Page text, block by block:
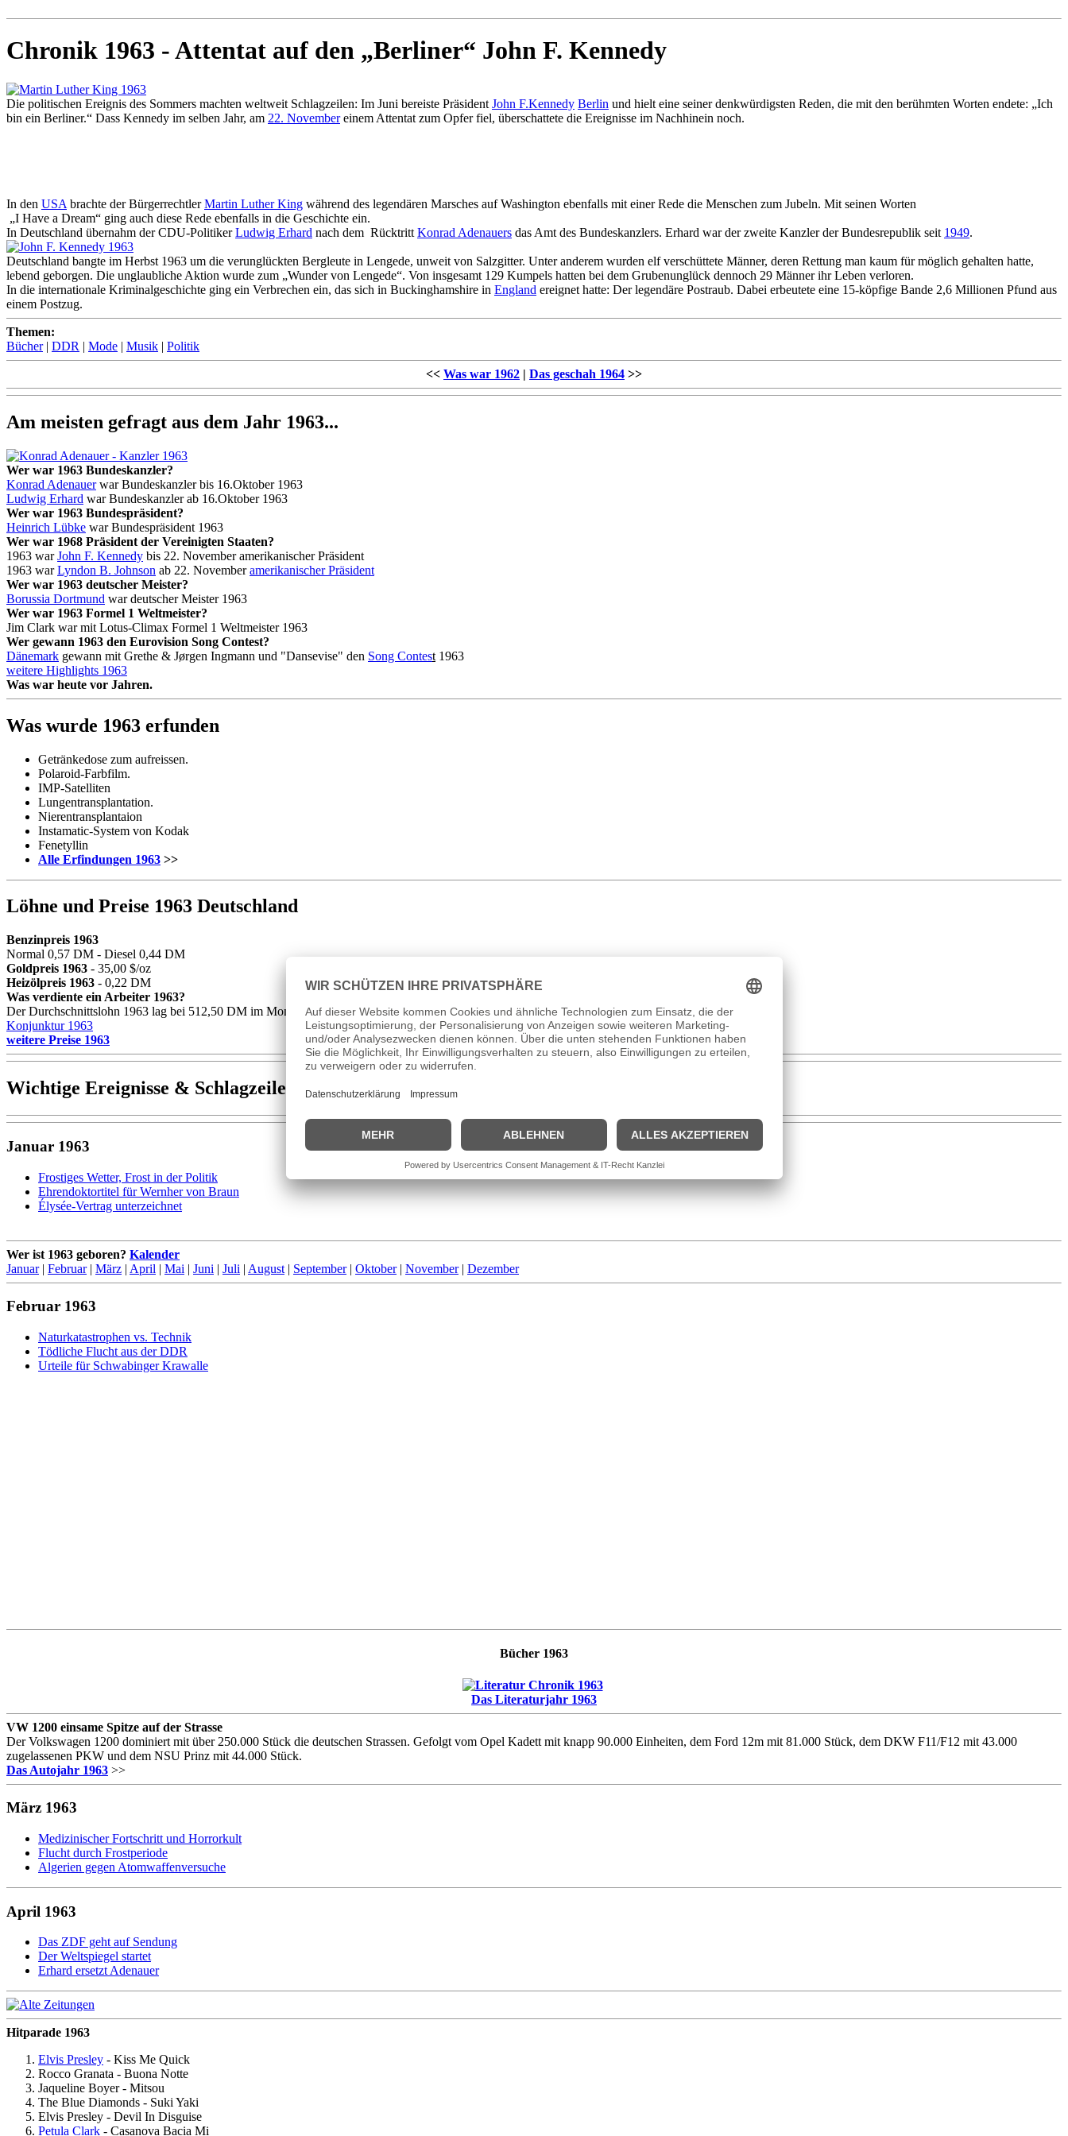
Chronik 1963 - Attentat auf den „Berliner“ John F. Kennedy
Die politischen Ereignis des Sommers machten weltweit Schlagzeilen: Im Juni bereiste Präsident John F.Kennedy Berlin und hielt eine seiner denkwürdigsten Reden, die mit den berühmten Worten endete: „Ich
bin ein Berliner.“ Dass Kennedy im selben Jahr, am 22. Novembereinem Attentat zum Opfer fiel, überschattete die Ereignisse im Nachhinein noch.
In den USA brachte der BürgerrechtlerMartin Luther King während des legendären Marsches auf Washington ebenfalls mit einer Rede die Menschen zum Jubeln. Mit seinen Worten
„I Have a Dream“ ging auch diese Rede ebenfalls in die Geschichte ein.
In Deutschland übernahm der CDU-PolitikerLudwig Erhard nach dem Rücktritt Konrad Adenauers das Amt des Bundeskanzlers. Erhard war der zweite Kanzler der Bundesrepublik seit 1949.
Deutschland bangte im Herbst 1963 um die verunglückten Bergleute in Lengede, unweit von Salzgitter. Unter anderem wurden elf verschüttete Männer, deren Rettung man kaum für möglich gehalten hatte,
lebend geborgen. Die unglaubliche Aktion wurde zum „Wunder von Lengede“. Von insgesamt 129 Kumpels hatten bei dem Grubenunglück dennoch 29 Männer ihr Leben verloren.
In die internationale Kriminalgeschichte ging ein Verbrechen ein, das sich in Buckinghamshire in England ereignet hatte: Der legendäre Postraub. Dabei erbeutete eine 15-köpfige Bande 2,6 Millionen Pfund aus
einem Postzug.
Themen:
Bücher| DDR | Mode | Musik | Politik
<< Was war 1962 | Das geschah 1964 >>
Am meisten gefragt aus dem Jahr 1963...
Wer war 1963 Bundeskanzler?
Konrad Adenauerwar Bundeskanzler bis 16.Oktober 1963
Ludwig Erhard war Bundeskanzler ab 16.Oktober 1963
Wer war 1963 Bundespräsident?
Heinrich Lübke war Bundespräsident 1963
Wer war 1968 Präsident der Vereinigten Staaten?
1963 warJohn F. Kennedy bis 22. November amerikanischer Präsident
1963 warLyndon B. Johnson ab 22. Novemberamerikanischer Präsident
Wer war 1963 deutscher Meister?
Borussia Dortmund war deutscher Meister 1963
Wer war 1963 Formel 1 Weltmeister?
Jim Clark war mit Lotus-Climax Formel 1 Weltmeister 1963
Wer gewann 1963 den Eurovision Song Contest?
Dänemark gewann mit Grethe & Jørgen Ingmann und "Dansevise" den Song Contest 1963
weitere Highlights 1963
Was war heute vor Jahren.
Was wurde 1963 erfunden
Getränkedose zum aufreissen.
Polaroid-Farbfilm.
IMP-Satelliten
Lungentransplantation.
Nierentransplantaion
Instamatic-System von Kodak
Fenetyllin
Alle Erfindungen 1963 >>
Löhne und Preise 1963 Deutschland
Benzinpreis 1963
Normal 0,57 DM - Diesel 0,44 DM
Goldpreis 1963 - 35,00 $/oz
Heizölpreis 1963 - 0,22 DM
Was verdiente ein Arbeiter 1963?
Der Durchschnittslohn 1963 lag bei 512,50 DM im Monat.
Konjunktur 1963
weitere Preise 1963
Wichtige Ereignisse & Schlagzeilen 1963
Januar 1963
Frostiges Wetter, Frost in der Politik
Ehrendoktortitel für Wernher von Braun
Élysée-Vertrag unterzeichnet
Wer ist 1963 geboren? Kalender
Januar| Februar| März | April | Mai | Juni | Juli | August | September| Oktober| November| Dezember
Februar 1963
Naturkatastrophen vs. Technik
Tödliche Flucht aus der DDR
Urteile für Schwabinger Krawalle
Bücher 1963
Das Literaturjahr 1963
VW 1200 einsame Spitze auf der Strasse
Der Volkswagen 1200 dominiert mit über 250.000 Stück die deutschen Strassen. Gefolgt vom Opel Kadett mit knapp 90.000 Einheiten, dem Ford 12m mit 81.000 Stück, dem DKW F11/F12 mit 43.000
zugelassenen PKW und dem NSU Prinz mit 44.000 Stück.
Das Autojahr 1963 >>
März 1963
Medizinischer Fortschritt und Horrorkult
Flucht durch Frostperiode
Algerien gegen Atomwaffenversuche
April 1963
Das ZDF geht auf Sendung
Der Weltspiegel startet
Erhard ersetzt Adenauer
Hitparade 1963
Elvis Presley - Kiss Me Quick
Rocco Granata - Buona Notte
Jaqueline Boyer - Mitsou
The Blue Diamonds - Suki Yaki
Elvis Presley - Devil In Disguise
Petula Clark - Casanova Bacia Mi